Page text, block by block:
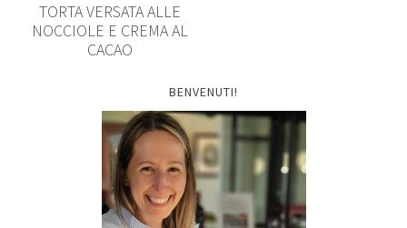
TORTA VERSATA ALLE
NOCCIOLE E CREMA AL
CACAO
BENVENUTI!